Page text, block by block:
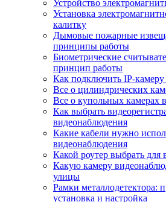
Устройство
Установка
калитку
Дымовые пожарные
принципы работы
Биометрические
принцип работы
Как подключить IP-камеру
Все о цилиндрических
Все о купольных камерах
Как выбрать
видеонаблюдения
Какие кабели нужно
видеонаблюдения
Какой роутер выбрать для
Какую камеру
улицы
Рамки металлодетектора:
установка и настройка